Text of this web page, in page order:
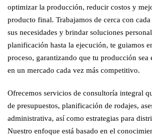
optimizar la producción, reducir costos y
producto final. Trabajamos de cerca con
sus necesidades y brindar soluciones
planificación hasta la ejecución, te guiamos
proceso, garantizando que tu producción sea
en un mercado cada vez más competitivo.
Ofrecemos servicios de consultoría integral
de presupuestos, planificación de rodajes,
administrativa, así como estrategias para
Nuestro enfoque está basado en el